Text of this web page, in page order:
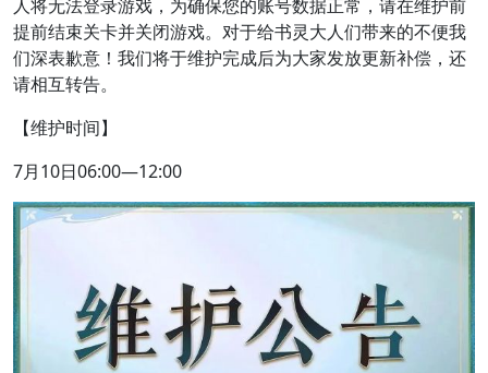
人将无法登录游戏，为确保您的账号数据正常，请在维护前
提前结束关卡并关闭游戏。对于给书灵大人们带来的不便我
们深表歉意！我们将于维护完成后为大家发放更新补偿，还
请相互转告。
【维护时间】
7月10日06:00—12:00